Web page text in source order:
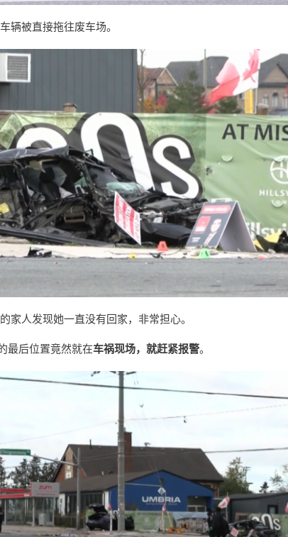
辆被直接拖往废车场。
家人发现她一直没有回家，非常担心。
最后位置竟然就在车祸现场，就赶紧报警。